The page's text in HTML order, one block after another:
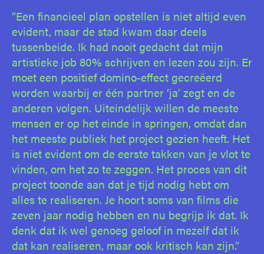
“Een financieel plan opstellen is niet altijd even
evident, maar de stad kwam daar deels
tussenbeide. Ik had nooit gedacht dat mijn
artistieke job 80% schrijven en lezen zou zijn. Er
moet een positief domino-effect gecreëerd
worden waarbij er één partner ‘ja’ zegt en de
anderen volgen. Uiteindelijk willen de meeste
mensen er op het einde in springen, omdat dan
het meeste publiek het project gezien heeft. Het
is niet evident om de eerste takken van je vlot te
vinden, om het zo te zeggen. Het proces van dit
project toonde aan dat je tijd nodig hebt om
alles te realiseren. Je hoort soms van films die
zeven jaar nodig hebben en nu begrijp ik dat. Ik
denk dat ik wel genoeg geloof in mezelf dat ik
dat kan realiseren, maar ook kritisch kan zijn.”